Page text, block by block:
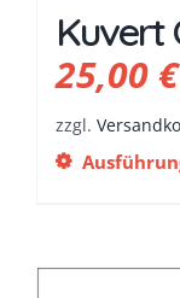
Kuvert
25,00€
zzgl.